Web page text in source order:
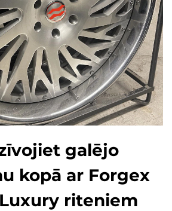
galējo
kopā ar Forgex
riteniem